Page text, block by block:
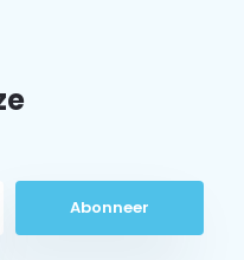
Abonneer